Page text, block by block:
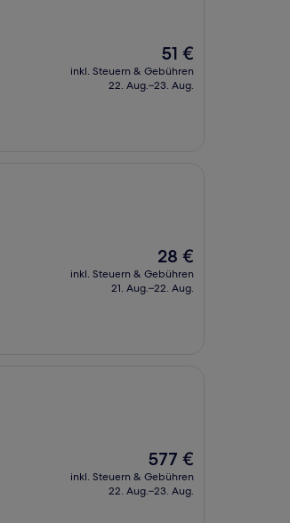
Der
Preis
beträgt
51 €
inkl. Steuern & Gebühren
22. Aug.–23. Aug.
Der
Preis
beträgt
28 €
inkl. Steuern & Gebühren
21. Aug.–22. Aug.
Der
Preis
beträgt
577 €
inkl. Steuern & Gebühren
22. Aug.–23. Aug.